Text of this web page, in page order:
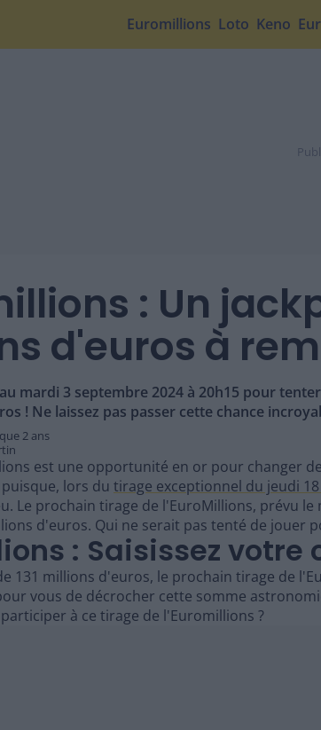
Euromillions Loto Keno
: Un
d'euros à
mardi 3 septembre 2024 à 20h15 pour
! Ne laissez pas passer cette chance
2 ans
est une opportunité en or pour changer
lors du tirage exceptionnel du jeudi
Le prochain tirage de l'EuroMillions, prévu
d'euros. Qui ne serait pas tenté de jouer
: Saisissez votre
131 millions d'euros, le prochain tirage de
vous de décrocher cette somme
à ce tirage de l'Euromillions ?